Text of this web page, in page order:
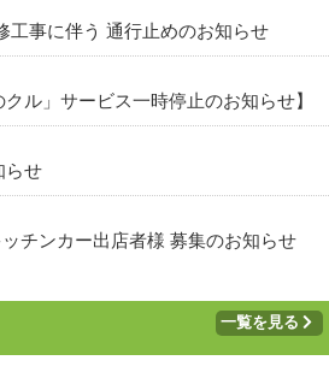
工事に伴う 通行止めのお知らせ
クル」サービス一時停止のお知らせ】
らせ
チンカー出店者様 募集のお知らせ
一覧を見る